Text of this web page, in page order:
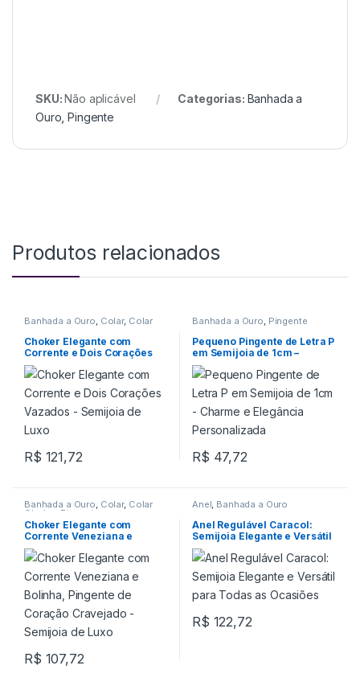
SKU:Não aplicável Categorias: Banhada a
Ouro ,Pingente
Produtos relacionados
Banhada a Ouro, Colar, Colar
Choker Elegante com
Corrente e Dois Corações
Vazados – Semijoia de Luxo
R$ 121,72
Banhada a Ouro, Pingente
Pequeno Pingente de Letra P
em Semijoia de 1cm –
Charme e Elegância
Personalizada
R$ 47,72
Banhada a Ouro, Colar, Colar
Choker Pingente
Choker Elegante com
Corrente Veneziana e
Bolinha, Pingente de
Coração Cravejado –
Semijoia de Luxo
R$ 107,72
Anel, Banhada a Ouro
Anel Regulável Caracol:
Semijoia Elegante e Versátil
para Todas as Ocasiões
R$ 122,72